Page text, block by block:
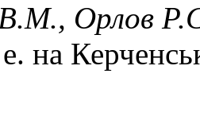
Орлов
на